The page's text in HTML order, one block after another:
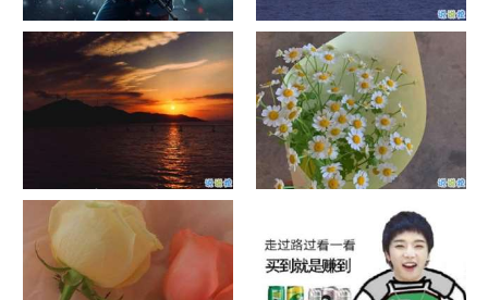
单目摄像头与双目摄像头
晚安励志语录带图片 晚安心语
励志鸡汤
日出文案温柔句子 看日出的微
信说说配图
晒风景照的唯美说说配图 适合
发风景的朋友圈文案